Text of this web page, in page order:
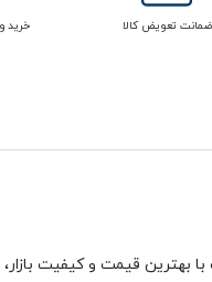
ضمانت تعویض کالا خرید
بهترین قیمت و کیفیت بازار،